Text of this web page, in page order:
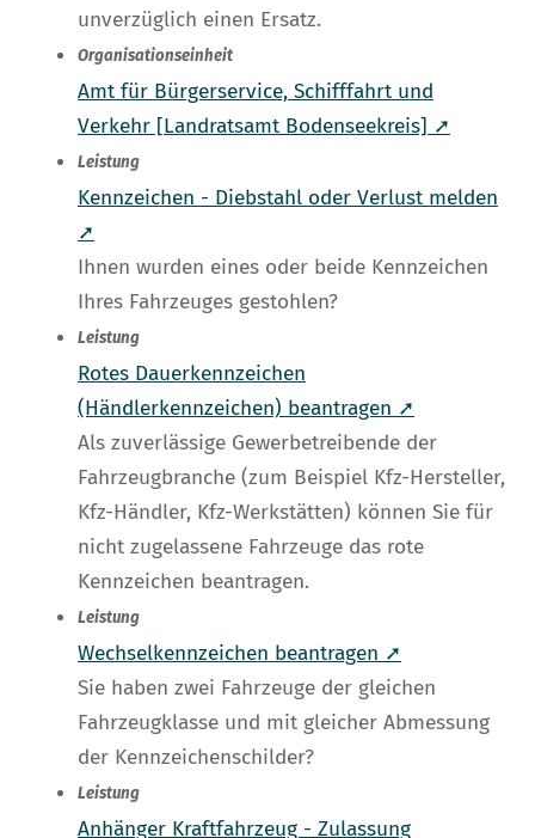
unverzüglich einen Ersatz.
Organisationseinheit
Amt für Bürgerservice, Schifffahrt und
Verkehr [Landratsamt Bodenseekreis] ➚
Leistung
Kennzeichen - Diebstahl oder Verlust melden
➚
Ihnen wurden eines oder beide Kennzeichen
Ihres Fahrzeuges gestohlen?
Leistung
Rotes Dauerkennzeichen
(Händlerkennzeichen) beantragen ➚
Als zuverlässige Gewerbetreibende der
Fahrzeugbranche (zum Beispiel Kfz-Hersteller,
Kfz-Händler, Kfz-Werkstätten) können Sie für
nicht zugelassene Fahrzeuge das rote
Kennzeichen beantragen.
Leistung
Wechselkennzeichen beantragen ➚
Sie haben zwei Fahrzeuge der gleichen
Fahrzeugklasse und mit gleicher Abmessung
der Kennzeichenschilder?
Leistung
Anhänger Kraftfahrzeug - Zulassung